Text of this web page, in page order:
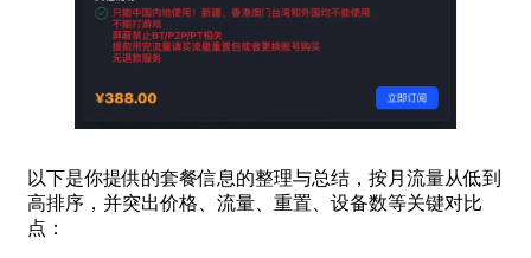
以下是你提供的套餐信息的整理与总结，按月流量从低到
高排序，并突出价格、流量、重置、设备数等关键对比
点：